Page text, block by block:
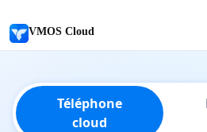
VMOS Cloud
Téléphone
cloud